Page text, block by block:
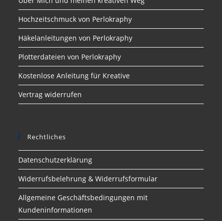
Hochzeitschmuck von Perlokraphy
Häkelanleitungen von Perlokraphy
Plotterdateien von Perlokraphy
Kostenlose Anleitung für Kreative
Vertrag widerrufen
Rechtliches
Datenschutzerklärung
Widerrufsbelehrung & Widerrufsformular
Allgemeine Geschäftsbedingungen mit
Kundeninformationen